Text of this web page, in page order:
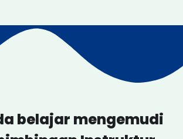
belajar mengemudi